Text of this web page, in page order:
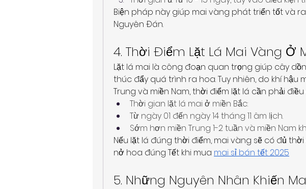
Biện pháp này giúp mai vàng phát triển tốt và
Nguyên Đán.
4. Thời Điểm Lặt Lá Mai Vàng Ở
Lặt lá mai là công đoạn quan trọng giúp cây
thúc đẩy quá trình ra hoa. Tuy nhiên, do khí hậu
Trung và miền Nam, thời điểm lặt lá cần phải
Thời gian lặt lá mai ở miền Bắc:
Từ ngày 01 đến ngày 14 tháng 11 âm lịch.
Sớm hơn miền Trung 1-2 tuần và miền Nam
Nếu lặt lá đúng thời điểm, mai vàng sẽ có đủ
nở hoa đúng Tết khi mua mai sỉ bán tết 2025
5. Những Nguyên Nhân Khiến